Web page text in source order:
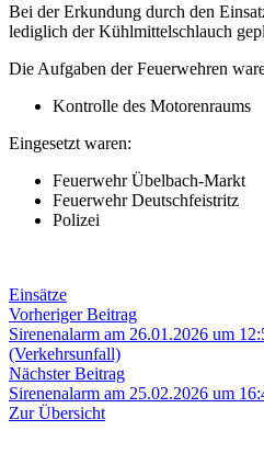
Bei der Erkundung durch den
lediglich der Kühlmittelschlauch
Die Aufgaben der Feuerwehren
Kontrolle des Motorenraums
Eingesetzt waren:
Feuerwehr Übelbach-Markt
Feuerwehr Deutschfeistritz
Polizei
Einsätze
Beitragsnavigation
Vorheriger BeitragVorheriger
Beitrag:
Sirenenalarm am 26.01.2026 um
(Verkehrsunfall)
Nächster BeitragNächster
Beitrag:
Sirenenalarm am 25.02.2026 um
Zur Übersicht